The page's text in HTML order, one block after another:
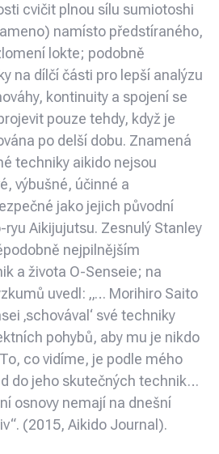
cvičit plnou sílu sumiotoshi
namísto předstíraného,
lokte; podobně
na dílčí části pro lepší analýzu
kontinuity a spojení se
pouze tehdy, když je
po delší dobu. Znamená
techniky aikido nejsou
výbušné, účinné a
jako jejich původní
ryu Aikijujutsu. Zesnulý Stanley
nejpilnějším
a života O-Senseie; na
uvedl: „… Morihiro Saito
‚schovával‘ své techniky
pohybů, aby mu je nikdo
To, co vidíme, je podle mého
do jeho skutečných technik…
osnovy nemají na dnešní
(2015, Aikido Journal).